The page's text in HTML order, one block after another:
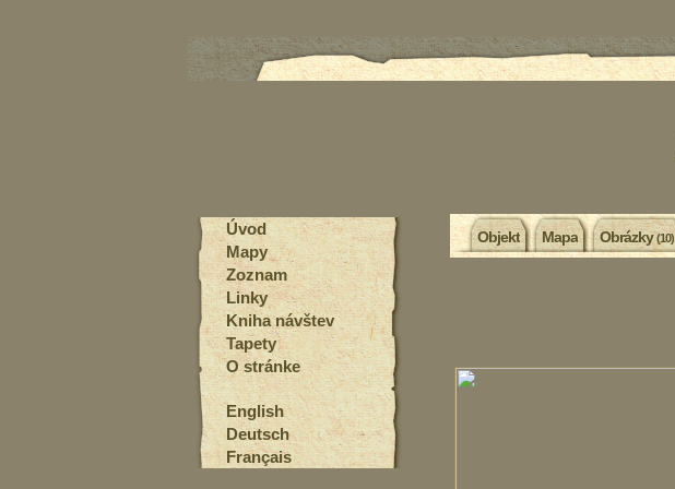
Objekt Mapa Obrázky(10)
Úvod
Mapy
Zoznam
Linky
Kniha návštev
Tapety
O stránke
English
Deutsch
Français